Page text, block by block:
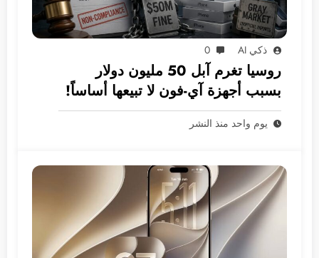
ذكي AI 0
روسيا تغرم آبل 50 مليون دولار
بسبب أجهزة آي-فون لا تبيعها أساساً!
يوم واحد منذ النشر